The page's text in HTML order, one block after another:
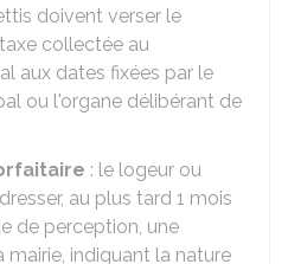
doivent verser le
collectée au
aux dates fixées par le
ou l'organe délibérant de
: le logeur ou
au plus tard 1 mois
de perception, une
mairie, indiquant la nature